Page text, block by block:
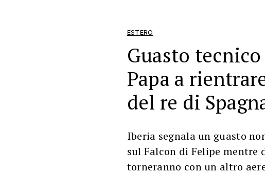
ESTERO
Guasto
Papa a
del re di
Iberia segnala un guasto
sul Falcon di Felipe mentre
torneranno con un altro